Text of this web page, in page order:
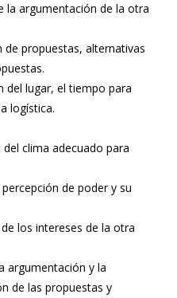
la argumentación de la otra
de propuestas, alternativas
del lugar, el tiempo para
logística.
del clima adecuado para
de poder y su
los intereses de la otra
argumentación y la
de las propuestas y